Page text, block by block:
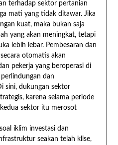
terhadap sektor pertanian
mati yang tidak ditawar. Jika
kuat, maka bukan saja
yang akan meningkat, tetapi
lebih lebar. Pembesaran dan
otomatis akan
pekerja yang beroperasi di
dan
sini, dukungan sektor
karena selama periode
sektor itu merosot
iklim investasi dan
seakan telah klise,